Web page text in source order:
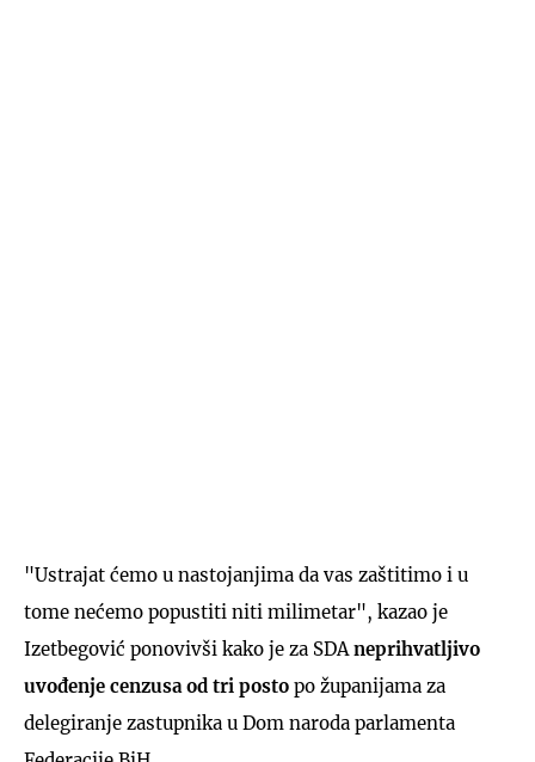
"Ustrajat ćemo u nastojanjima da vas zaštitimo i u
tome nećemo popustiti niti milimetar", kazao je
Izetbegović ponovivši kako je za SDA neprihvatljivo
uvođenje cenzusa od tri posto po županijama za
delegiranje zastupnika u Dom naroda parlamenta